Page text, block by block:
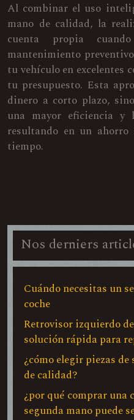
Al combinar el uso
mano de calidad, la
cuenta propia
mantenimiento
tu vehículo en excelentes
tu presupuesto. Esta
dinero a corto plazo,
una mayor eficiencia y
resultando en un
tiempo.
Nos derniers
Cuándo necesitas un
coche
Retrovisor izquierdo
solución rápida para
¿cómo elegir piezas
de calidad?
¿por qué comprar una
segunda mano puede